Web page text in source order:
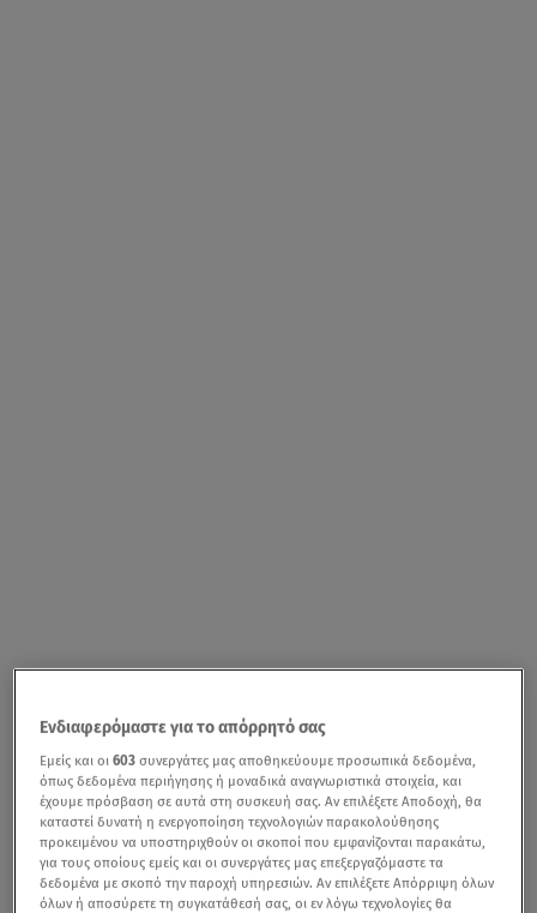
Ενδιαφερόμαστε για το απόρρητό σας
Εμείς και οι603 συνεργάτες μας αποθηκεύουμε προσωπικά δεδομένα,
όπως δεδομένα περιήγησης ή μοναδικά αναγνωριστικά στοιχεία, και
έχουμε πρόσβαση σε αυτά στη συσκευή σας. Αν επιλέξετε Αποδοχή, θα
καταστεί δυνατή η ενεργοποίηση τεχνολογιών παρακολούθησης
προκειμένου να υποστηριχθούν οι σκοποί που εμφανίζονται παρακάτω,
για τους οποίους εμείς και οι συνεργάτες μας επεξεργαζόμαστε τα
δεδομένα με σκοπό την παροχή υπηρεσιών. Αν επιλέξετε Απόρριψη όλων
όλων ή αποσύρετε τη συγκατάθεσή σας, οι εν λόγω τεχνολογίες θα